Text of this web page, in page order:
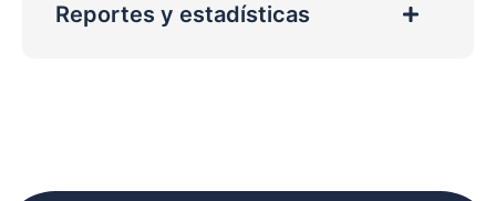
Reportes y estadísticas